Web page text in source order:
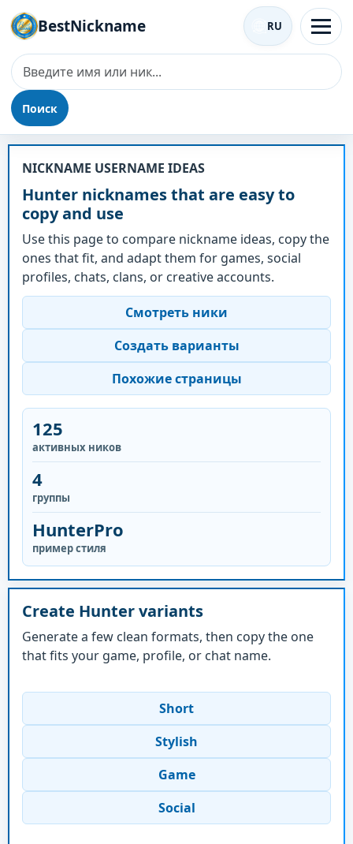
BestNickname
Поиск
RU
Ник - Hunter
NICKNAME USERNAME IDEAS
Hunter nicknames that are easy to
copy and use
Use this page to compare nickname ideas, copy the
ones that fit, and adapt them for games, social
profiles, chats, clans, or creative accounts.
Смотреть ники
Создать варианты
Похожие страницы
125
активных ников
4
группы
HunterPro
пример стиля
Create Hunter variants
Generate a few clean formats, then copy the one
that fits your game, profile, or chat name.
Short
Stylish
Game
Social